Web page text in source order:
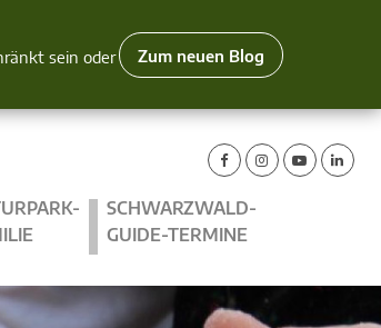
sein oder
Zum neuen Blog
SCHWARZWALD-
GUIDE-TERMINE